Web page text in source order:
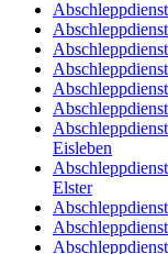
Eisleben
Elster